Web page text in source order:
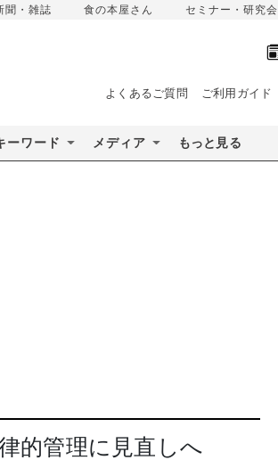
聞・雑誌 食の本屋さん セミナー・研究会
よくあるご質問 ご利用ガイド
ーワード メディア もっと見る
的管理に見直しへ